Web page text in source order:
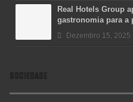
Real Hotels Group
gastronomia para a
Dezembro 15, 2025
SOCIEDADE